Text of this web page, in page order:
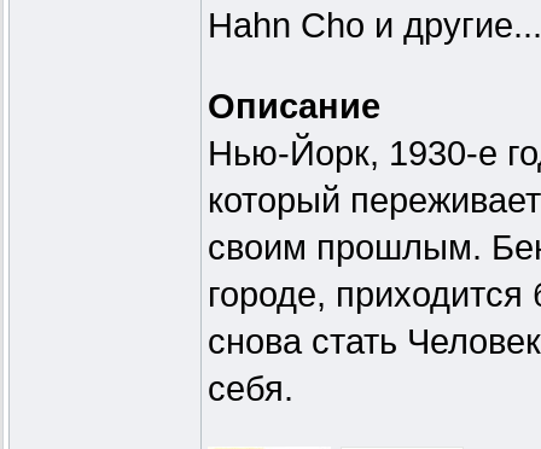
Hahn Cho и другие...
Описание
Нью-Йорк, 1930-е
который
своим прошлым.
городе,
снова стать
себя.